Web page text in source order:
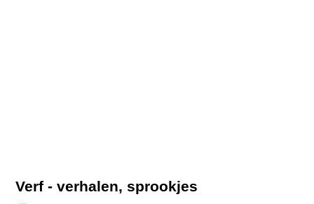
Verf - verhalen, sprookjes